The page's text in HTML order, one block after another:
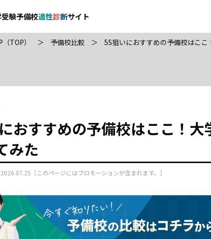
験予備校適性診断サイト
TOP） ＞ 予備校比較 ＞ 5S狙いにおすすめの予備校はこ
おすすめの予備校はここ！大
みた
2026.07.25 ［このページにはプロモーションが含まれます。］